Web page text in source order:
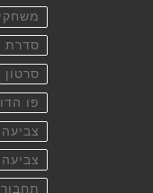
סדרת
סרטון
פו
צביעה